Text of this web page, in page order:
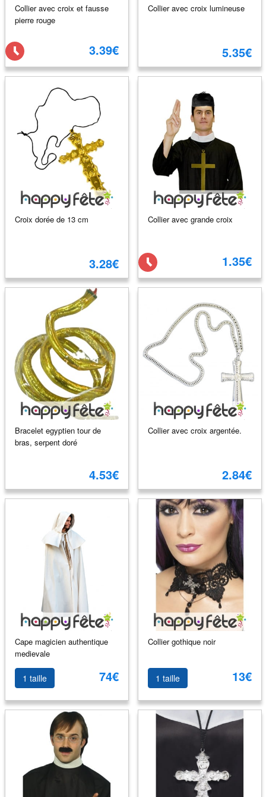
Collier avec croix et fausse
pierre rouge
3.39€
Collier avec croix lumineuse
5.35€
Croix dorée de 13 cm
3.28€
Collier avec grande croix
1.35€
Bracelet egyptien tour de
bras, serpent doré
4.53€
Collier avec croix argentée.
2.84€
Cape magicien authentique
medievale
1 taille 74€
Collier gothique noir
1 taille 13€